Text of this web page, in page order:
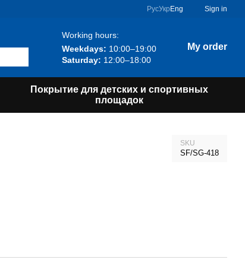
РусУкр Eng Sign in
Working hours:
Weekdays: 10:00–19:00
Saturday: 12:00–18:00
My order
Покрытие для детских и спортивных
площадок
SKU
SF/SG-418